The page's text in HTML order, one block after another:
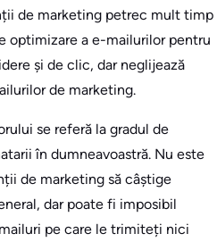
de marketing petrec mult timp
optimizare a e-mailurilor pentru
și de clic, dar neglijează
de marketing.
se referă la gradul de
în dumneavoastră. Nu este
de marketing să câștige
dar poate fi imposibil
pe care le trimiteți nici